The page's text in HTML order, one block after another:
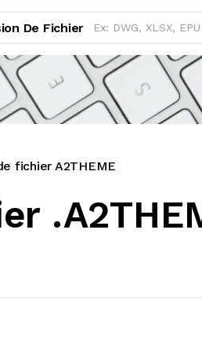
De Fichier
fichier A2THEME